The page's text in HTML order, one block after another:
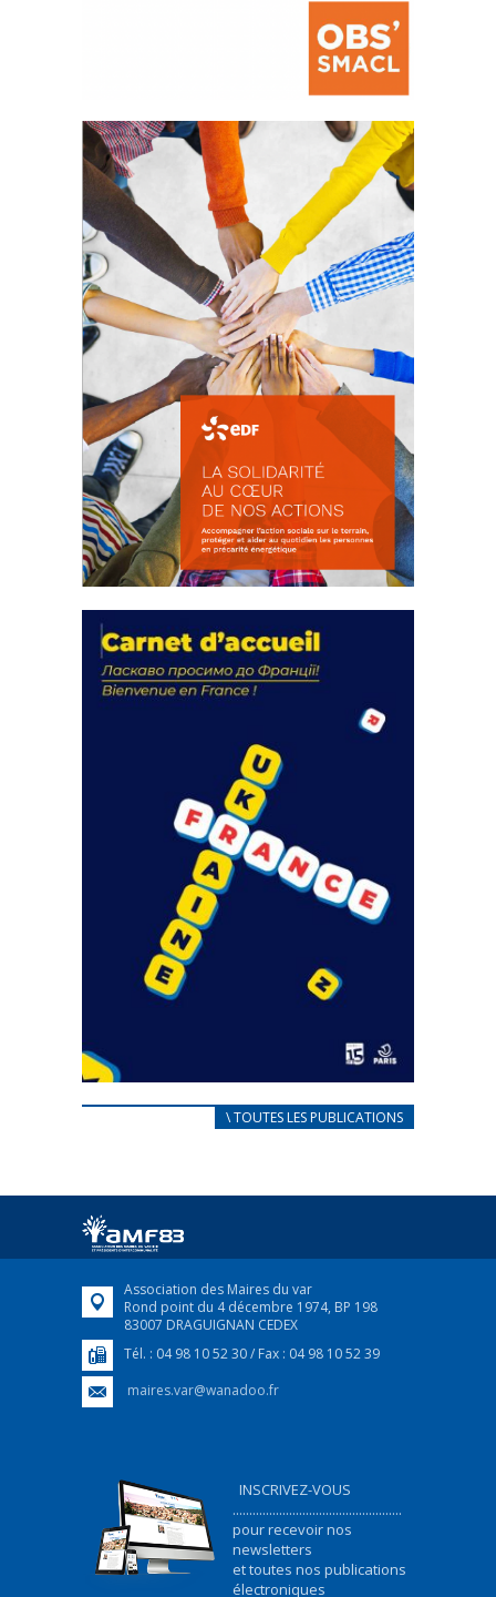
La prévention des conflits
d’intérêts
18 septembre 2023
FEUILLETER
actions
18 septembre 2023
FEUILLETER
CARNET D’ACCUEIL
Afin d’accompagner au mieux les réfugiés
FEUILLETER
\ TOUTES LES PUBLICATIONS
Association des Maires du var
Rond point du 4 décembre 1974, BP 198
83007 DRAGUIGNAN CEDEX
Tél. : 04 98 10 52 30 / Fax : 04 98 10 52 39
maires.var@wanadoo.fr
INSCRIVEZ-VOUS
...................................................
pour recevoir nos
newsletters
et toutes nos publications
électroniques